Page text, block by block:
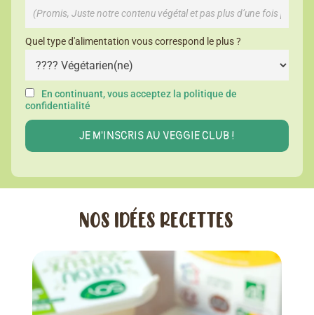
Quel type d'alimentation vous correspond le plus ?
En continuant, vous acceptez la politique de
confidentialité
NOS IDÉES RECETTES